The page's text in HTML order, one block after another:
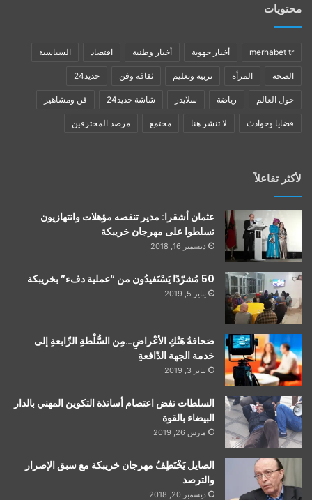
محتويات
merhabet tr أخبار جهوية أخبار وطنية اقتصاد السياسية
الصحة المرأة تربية وتعليم ثقافة وفن جديد24
حول العالم رياضة سلايدر شاشة جديد24 فن ومشاهير
قضايا وحوادث لا تنشر هنا مجتمع مرصد المحترفين
لأكثر تفاعلاً
عثمان أشقرا: مدير تنقصه مؤهلات وانتهازيون
تسلطوا على مهرجان خريبكة
ديسمبر 16, 2018
50 مُشرّدًا يَسْتَفيدُون من “عملية دفء” بخريبكة
يناير 5, 2019
صَحافةُ هَتْكِ الأعْراضِ…مِن السُّلْطةِ الرِّابعةِ إلى
خدمة الجهة الدّافعةِ
يناير 3, 2019
السلطات تفض اعتصام أساتذة التكوين المهني بالدار
البيضاء بالقوة
مارس 26, 2019
الصايل يَخْتَطِفُ مهرجان خريبكة مع سبق الإصرار
والترصد
ديسمبر 20, 2018